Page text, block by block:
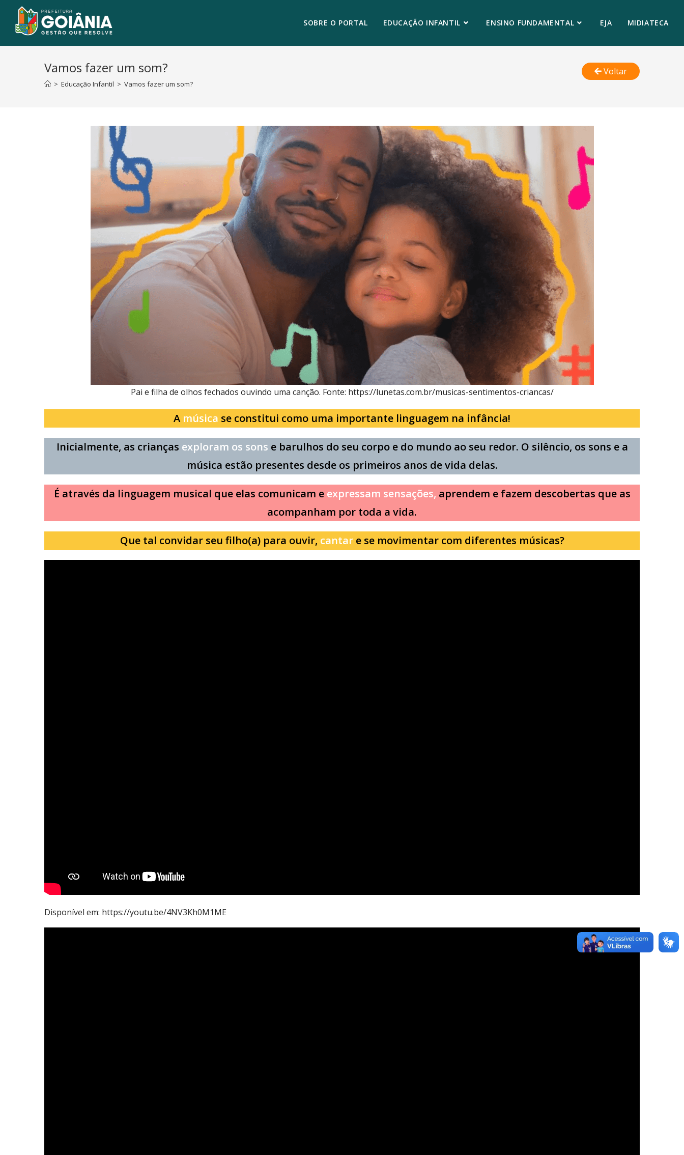
SOBRE O PORTAL EDUCAÇÃO INFANTIL ENSINO FUNDAMENTAL EJA MIDIATECA
Vamos fazer um som?
> Educação Infantil > Vamos fazer um som?
Voltar
Pai e filha de olhos fechados ouvindo uma canção. Fonte: https://lunetas.com.br/musicas-sentimentos-criancas/
A música se constitui como uma importante linguagem na infância!
Inicialmente, as crianças exploram os sons e barulhos do seu corpo e do mundo ao seu redor. O silêncio, os sons e a
música estão presentes desde os primeiros anos de vida delas.
É através da linguagem musical que elas comunicam e expressam sensações, aprendem e fazem descobertas que as
acompanham por toda a vida.
Que tal convidar seu filho(a) para ouvir, cantar e se movimentar com diferentes músicas?
Disponível em: https://youtu.be/4NV3Kh0M1ME